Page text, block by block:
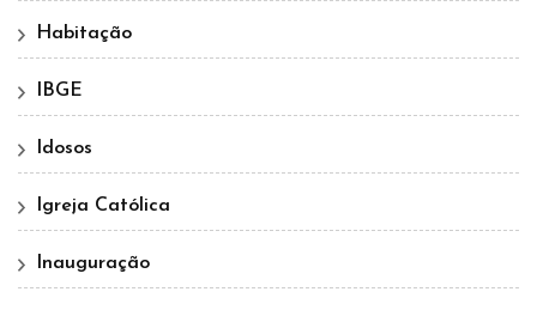
Habitação
IBGE
Idosos
Igreja Católica
Inauguração